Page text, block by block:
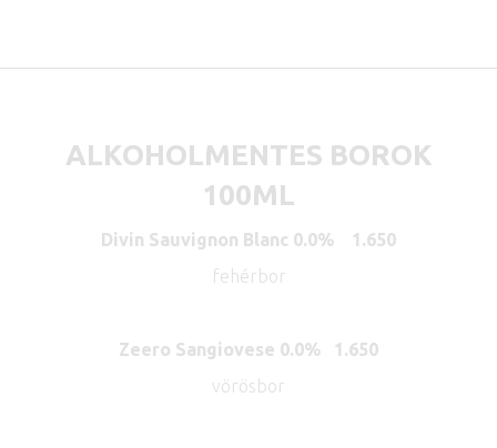
ALKOHOLMENTES BOROK
100ML
Divin Sauvignon Blanc 0.0% 1.650
fehérbor
Zeero Sangiovese 0.0% 1.650
vörösbor